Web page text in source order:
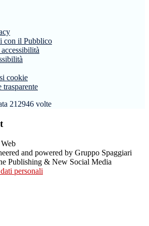
con il Pubblico
cookie
212946 volte
and powered by Gruppo Spaggiari
Publishing & New Social Media
personali